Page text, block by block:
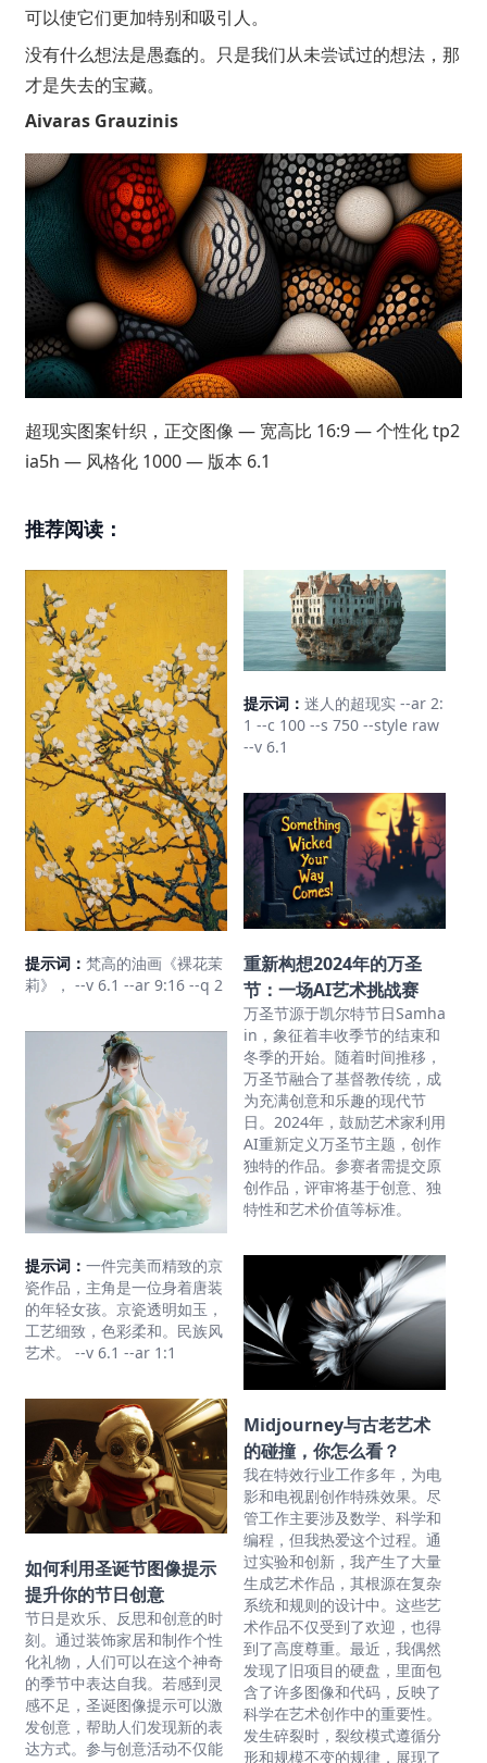
可以使它们更加特别和吸引人。
没有什么想法是愚蠢的。只是我们从未尝试过的想法，那
才是失去的宝藏。
Aivaras Grauzinis
超现实图案针织，正交图像 — 宽高比 16:9 — 个性化 tp2
ia5h — 风格化 1000 — 版本 6.1
推荐阅读：
提示词： 梵高的油画《裸花茉
莉》， --v 6.1 --ar 9:16 --q 2
提示词： 一件完美而精致的京
瓷作品，主角是一位身着唐装
的年轻女孩。京瓷透明如玉，
工艺细致，色彩柔和。民族风
艺术。 --v 6.1 --ar 1:1
如何利用圣诞节图像提示
提升你的节日创意
节日是欢乐、反思和创意的时
刻。通过装饰家居和制作个性
化礼物，人们可以在这个神奇
的季节中表达自我。若感到灵
感不足，圣诞图像提示可以激
发创意，帮助人们发现新的表
达方式。参与创意活动不仅能
提示词： 迷人的超现实 --ar 2:
1 --c 100 --s 750 --style raw
--v 6.1
重新构想2024年的万圣
节：一场AI艺术挑战赛
万圣节源于凯尔特节日Samha
in，象征着丰收季节的结束和
冬季的开始。随着时间推移，
万圣节融合了基督教传统，成
为充满创意和乐趣的现代节
日。2024年，鼓励艺术家利用
AI重新定义万圣节主题，创作
独特的作品。参赛者需提交原
创作品，评审将基于创意、独
特性和艺术价值等标准。
Midjourney与古老艺术
的碰撞，你怎么看？
我在特效行业工作多年，为电
影和电视剧创作特殊效果。尽
管工作主要涉及数学、科学和
编程，但我热爱这个过程。通
过实验和创新，我产生了大量
生成艺术作品，其根源在复杂
系统和规则的设计中。这些艺
术作品不仅受到了欢迎，也得
到了高度尊重。最近，我偶然
发现了旧项目的硬盘，里面包
含了许多图像和代码，反映了
科学在艺术创作中的重要性。
发生碎裂时，裂纹模式遵循分
形和规模不变的规律，展现了